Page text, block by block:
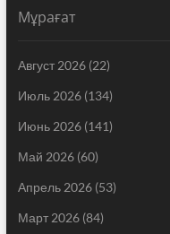
Мұрағат
Август 2026(22)
Июль 2026(134)
Июнь 2026(141)
Май 2026(60)
Апрель 2026(53)
Март 2026(84)